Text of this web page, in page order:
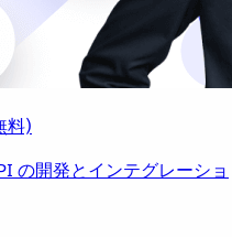
料)
の開発とインテグレーショ